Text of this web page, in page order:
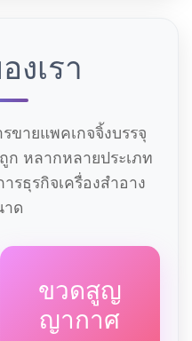
งเรา
ขายแพคเกจจิ้งบรรจุ
หลากหลายประเภท
รธุรกิจเครื่องสำอาง
ด
ขวดสูญ
ญากาศ